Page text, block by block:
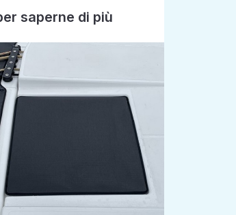
saperne di più